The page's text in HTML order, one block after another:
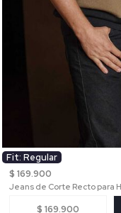
Fit: Regular
$ 169.900
Jeans de Corte Recto para
$ 169.900